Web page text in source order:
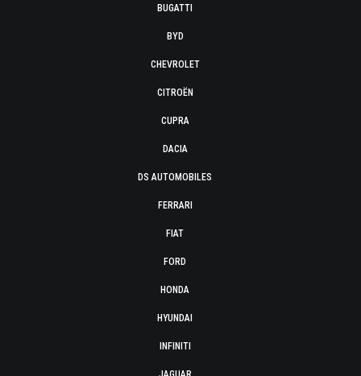
BUGATTI
BYD
CHEVROLET
CITROËN
CUPRA
DACIA
DS AUTOMOBILES
FERRARI
FIAT
FORD
HONDA
HYUNDAI
INFINITI